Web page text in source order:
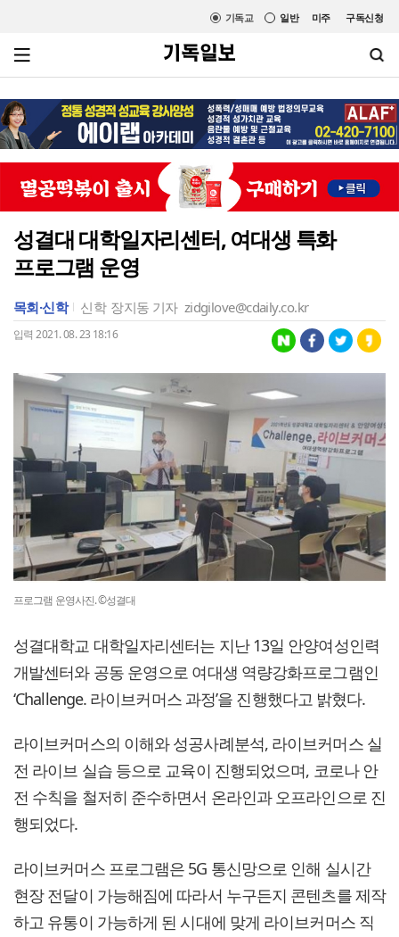
미주 구독신청
일반
기독교
성결대 대학일자리센터, 여대생 특화
프로그램 운영
목회·신학 신학 장지동 기자 zidgilove@cdaily.co.kr
입력 2021. 08. 23 18:16
프로그램 운영사진. ©성결대
성결대학교 대학일자리센터는 지난 13일 안양여성인력
개발센터와 공동 운영으로 여대생 역량강화프로그램인
‘Challenge. 라이브커머스 과정’을 진행했다고 밝혔다.
라이브커머스의 이해와 성공사례분석, 라이브커머스 실
전 라이브 실습 등으로 교육이 진행되었으며, 코로나 안
전 수칙을 철저히 준수하면서 온라인과 오프라인으로 진
행되었다.
라이브커머스 프로그램은 5G 통신망으로 인해 실시간
현장 전달이 가능해짐에 따라서 누구든지 콘텐츠를 제작
하고 유통이 가능하게 된 시대에 맞게 라이브커머스 직